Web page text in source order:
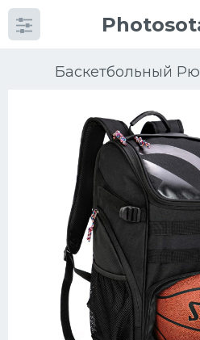
Баскетбольный
КатегорииФото
Много картинок...
Футбол
Баскетбол
Хоккей